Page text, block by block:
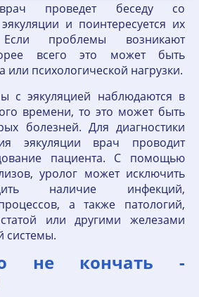
проведет беседу со
и поинтересуется их
Если проблемы возникают
всего это может быть
или психологической нагрузки.
с эякуляцией наблюдаются в
времени, то это может быть
болезней. Для диагностики
эякуляции врач проводит
пациента. С помощью
уролог может исключить
наличие инфекций,
а также патологий,
или другими железами
системы.
не кончать -